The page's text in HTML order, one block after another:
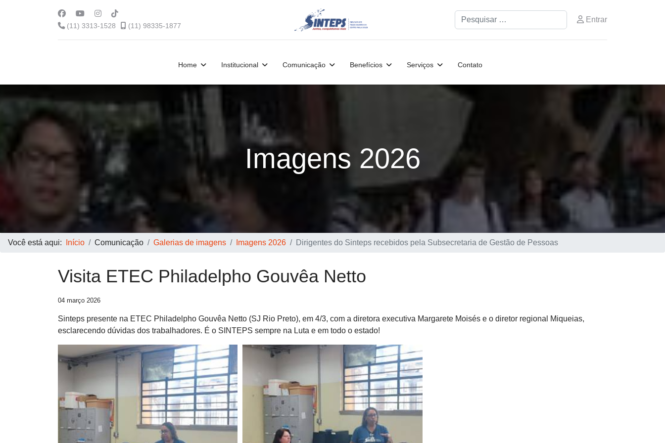
(11) 3313-1528 (11) 98335-1877
Pesquisar Entrar
Home Institucional Comunicação Benefícios Serviços Contato
Imagens 2026
Você está aqui: Início Comunicação Galerias de imagens Imagens 2026 Dirigentes do Sinteps recebidos pela Subsecretaria de Gestão de Pessoas
Visita ETEC Philadelpho Gouvêa Netto
04 março 2026
Sinteps presente na ETEC Philadelpho Gouvêa Netto (SJ Rio Preto), em 4/3, com a diretora executiva Margarete Moisés e o diretor regional Miqueias,
esclarecendo dúvidas dos trabalhadores. É o SINTEPS sempre na Luta e em todo o estado!